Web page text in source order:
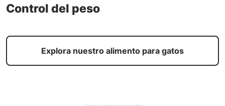
Control del peso
Explora nuestro alimento para gatos